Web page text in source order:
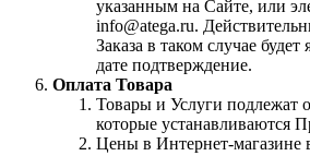
указанным на Сайте, или
info@atega.ru.
Заказа в таком случае будет
дате подтверждение.
Оплата Товара
Товары и Услуги подлежат
которые устанавливаются
Цены в Интернет-магазине